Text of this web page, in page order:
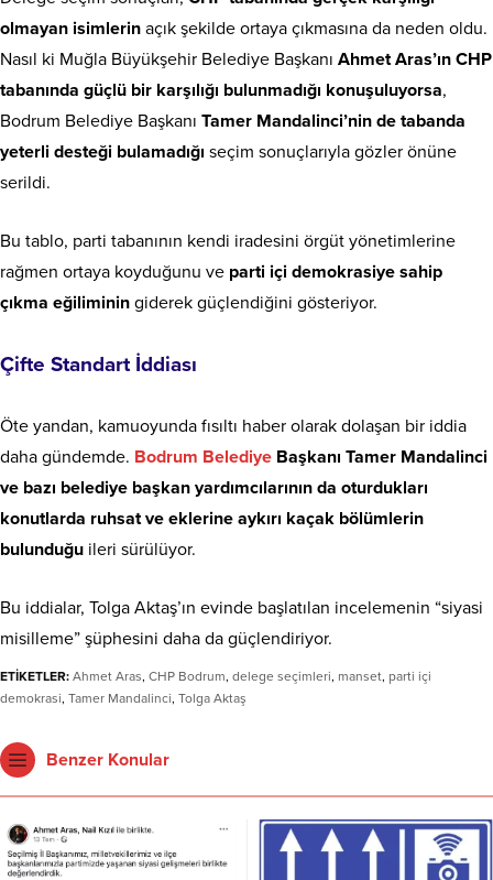
olmayan isimlerin açık şekilde ortaya çıkmasına da neden oldu.
Nasıl ki Muğla Büyükşehir Belediye Başkanı Ahmet Aras’ın CHP
tabanında güçlü bir karşılığı bulunmadığı konuşuluyorsa,
Bodrum Belediye Başkanı Tamer Mandalinci’nin de tabanda
yeterli desteği bulamadığı seçim sonuçlarıyla gözler önüne
serildi.
Bu tablo, parti tabanının kendi iradesini örgüt yönetimlerine
rağmen ortaya koyduğunu ve parti içi demokrasiye sahip
çıkma eğiliminin giderek güçlendiğini gösteriyor.
Çifte Standart İddiası
Öte yandan, kamuoyunda fısıltı haber olarak dolaşan bir iddia
daha gündemde. Bodrum Belediye Başkanı Tamer Mandalinci
ve bazı belediye başkan yardımcılarının da oturdukları
konutlarda ruhsat ve eklerine aykırı kaçak bölümlerin
bulunduğu ileri sürülüyor.
Bu iddialar, Tolga Aktaş’ın evinde başlatılan incelemenin “siyasi
misilleme” şüphesini daha da güçlendiriyor.
ETİKETLER: Ahmet Aras, CHP Bodrum, delege seçimleri, manset, parti içi
demokrasi, Tamer Mandalinci, Tolga Aktaş
Benzer Konular